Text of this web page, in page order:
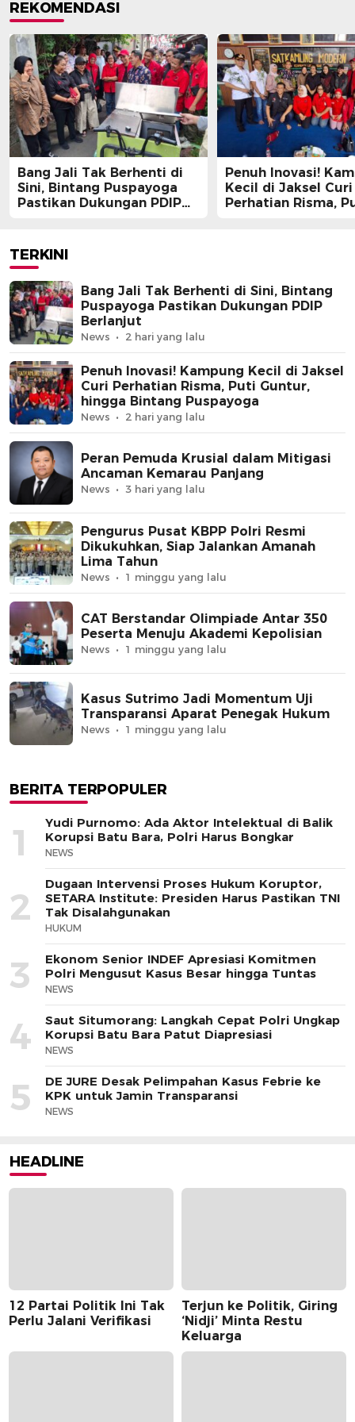
REKOMENDASI
Bang Jali Tak Berhenti di
Sini, Bintang Puspayoga
Pastikan Dukungan PDIP
Penuh Inovasi!
Kecil di Jaksel Curi
Perhatian Risma,
TERKINI
Bang Jali Tak Berhenti di Sini, Bintang
Puspayoga Pastikan Dukungan PDIP
Berlanjut
News 2 hari yang lalu
Penuh Inovasi! Kampung Kecil di Jaksel
Curi Perhatian Risma, Puti Guntur,
hingga Bintang Puspayoga
News 2 hari yang lalu
Peran Pemuda Krusial dalam Mitigasi
Ancaman Kemarau Panjang
News 3 hari yang lalu
Pengurus Pusat KBPP Polri Resmi
Dikukuhkan, Siap Jalankan Amanah
Lima Tahun
News 1 minggu yang lalu
CAT Berstandar Olimpiade Antar 350
Peserta Menuju Akademi Kepolisian
News 1 minggu yang lalu
Kasus Sutrimo Jadi Momentum Uji
Transparansi Aparat Penegak Hukum
News 1 minggu yang lalu
BERITA TERPOPULER
1
Yudi Purnomo: Ada Aktor Intelektual di Balik
Korupsi Batu Bara, Polri Harus Bongkar
NEWS
2
Dugaan Intervensi Proses Hukum Koruptor,
SETARA Institute: Presiden Harus Pastikan TNI
Tak Disalahgunakan
HUKUM
3
Ekonom Senior INDEF Apresiasi Komitmen
Polri Mengusut Kasus Besar hingga Tuntas
NEWS
4
Saut Situmorang: Langkah Cepat Polri Ungkap
Korupsi Batu Bara Patut Diapresiasi
NEWS
5
DE JURE Desak Pelimpahan Kasus Febrie ke
KPK untuk Jamin Transparansi
NEWS
HEADLINE
12 Partai Politik Ini Tak
Perlu Jalani Verifikasi
Terjun ke Politik, Giring
‘Nidji’ Minta Restu
Keluarga